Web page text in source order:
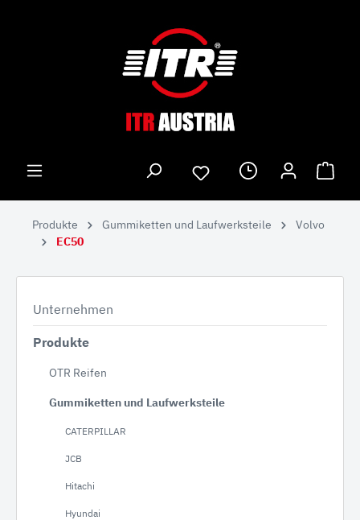
Produkte Gummiketten und Laufwerksteile
Volvo
EC50
Unternehmen
Produkte
OTR Reifen
Gummiketten und Laufwerksteile
CATERPILLAR
JCB
Hitachi
Hyundai